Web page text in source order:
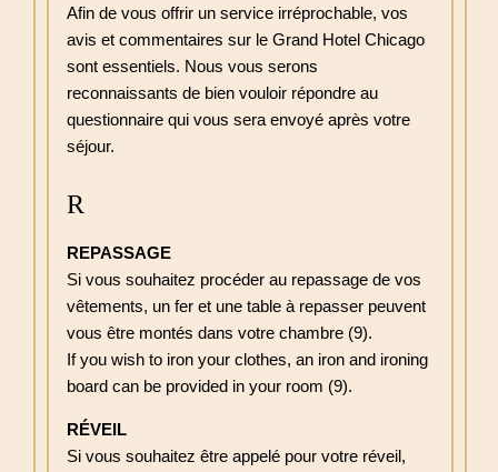
Afin de vous offrir un service irréprochable, vos
avis et commentaires sur le Grand Hotel Chicago
sont essentiels. Nous vous serons
reconnaissants de bien vouloir répondre au
questionnaire qui vous sera envoyé après votre
séjour.
R
REPASSAGE
Si vous souhaitez procéder au repassage de vos
vêtements, un fer et une table à repasser peuvent
vous être montés dans votre chambre (9).
If you wish to iron your clothes, an iron and ironing
board can be provided in your room (9).
RÉVEIL
Si vous souhaitez être appelé pour votre réveil,